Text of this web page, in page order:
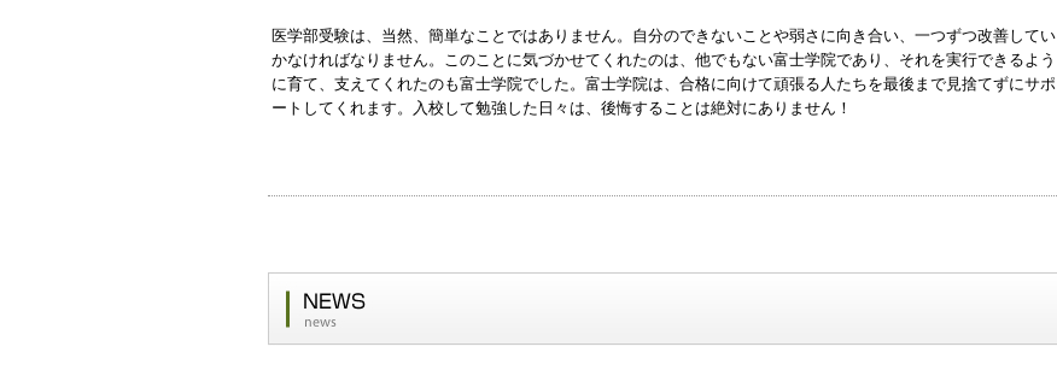
医学部受験は、当然、簡単なことではありません。自分のできないことや弱さに向き合い、一つずつ改善してい
かなければなりません。このことに気づかせてくれたのは、他でもない富士学院であり、それを実行できるよう
に育て、支えてくれたのも富士学院でした。富士学院は、合格に向けて頑張る人たちを最後まで見捨てずにサポ
ートしてくれます。入校して勉強した日々は、後悔することは絶対にありません！